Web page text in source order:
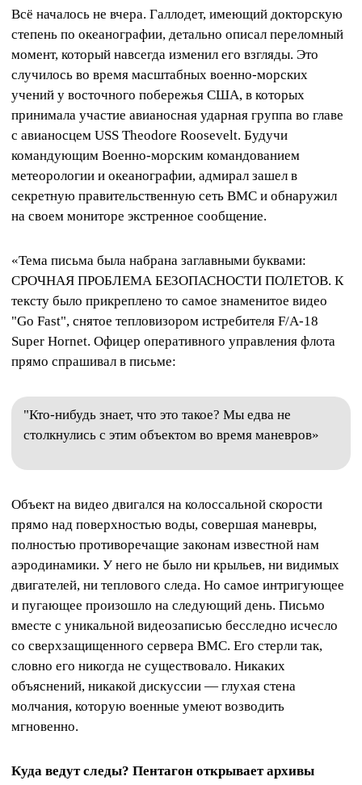
Всё началось не вчера. Галлодет, имеющий докторскую
степень по океанографии, детально описал переломный
момент, который навсегда изменил его взгляды. Это
случилось во время масштабных военно-морских
учений у восточного побережья США, в которых
принимала участие авианосная ударная группа во главе
с авианосцем USS Theodore Roosevelt. Будучи
командующим Военно-морским командованием
метеорологии и океанографии, адмирал зашел в
секретную правительственную сеть ВМС и обнаружил
на своем мониторе экстренное сообщение.
«Тема письма была набрана заглавными буквами:
СРОЧНАЯ ПРОБЛЕМА БЕЗОПАСНОСТИ ПОЛЕТОВ. К
тексту было прикреплено то самое знаменитое видео
"Go Fast", снятое тепловизором истребителя F/A-18
Super Hornet. Офицер оперативного управления флота
прямо спрашивал в письме:
"Кто-нибудь знает, что это такое? Мы едва не
столкнулись с этим объектом во время маневров»
Объект на видео двигался на колоссальной скорости
прямо над поверхностью воды, совершая маневры,
полностью противоречащие законам известной нам
аэродинамики. У него не было ни крыльев, ни видимых
двигателей, ни теплового следа. Но самое интригующее
и пугающее произошло на следующий день. Письмо
вместе с уникальной видеозаписью бесследно исчесло
со сверхзащищенного сервера ВМС. Его стерли так,
словно его никогда не существовало. Никаких
объяснений, никакой дискуссии — глухая стена
молчания, которую военные умеют возводить
мгновенно.
Куда ведут следы? Пентагон открывает архивы